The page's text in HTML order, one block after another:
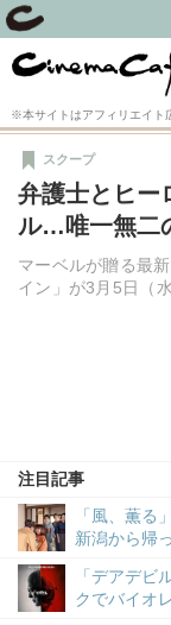
※本サイトはアフィリエイト
弁護士とヒー
ル…唯一無二
マーベルが贈る最
イン」が3月5日（
スクープ
注目記事
「風、薫
新潟から帰
「デアデ
クでバイオ